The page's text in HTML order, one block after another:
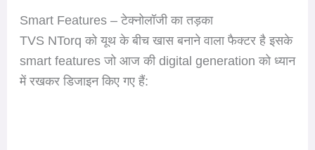
Smart Features – टेक्नोलॉजी का तड़का
TVS NTorq को यूथ के बीच खास बनाने वाला फैक्टर है इसके
smart features जो आज की digital generation को ध्यान
में रखकर डिजाइन किए गए हैं: